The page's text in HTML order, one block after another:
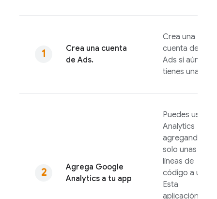
Crea una cuenta
de Ads.
Crea una
cuenta de
Ads si aún no
tienes una.
Agrega Google
Analytics a tu app
Puedes usar
Analytics
agregando
solo unas
líneas de
código a un
Esta
aplicación se